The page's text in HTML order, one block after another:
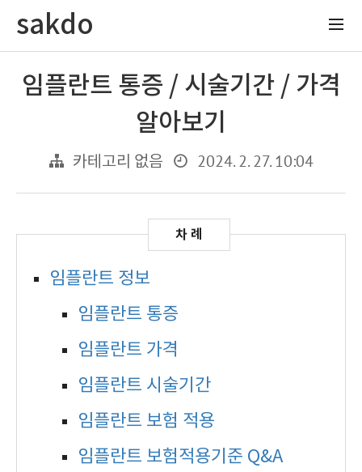
sakdo
임플란트 통증 / 시술기간 / 가격
알아보기
카테고리 없음 2024. 2. 27. 10:04
임플란트 정보
임플란트 통증
임플란트 가격
임플란트 시술기간
임플란트 보험 적용
임플란트 보험적용기준 Q&A